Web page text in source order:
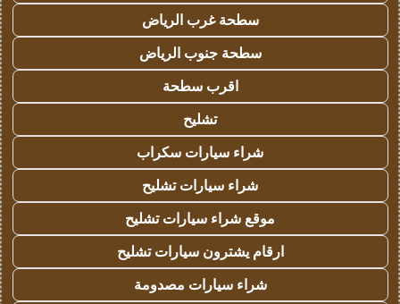
سطحة غرب الرياض
سطحة جنوب الرياض
اقرب سطحة
تشليح
شراء سيارات سكراب
شراء سيارات تشليح
موقع شراء سيارات تشليح
ارقام يشترون سيارات تشليح
شراء سيارات مصدومة